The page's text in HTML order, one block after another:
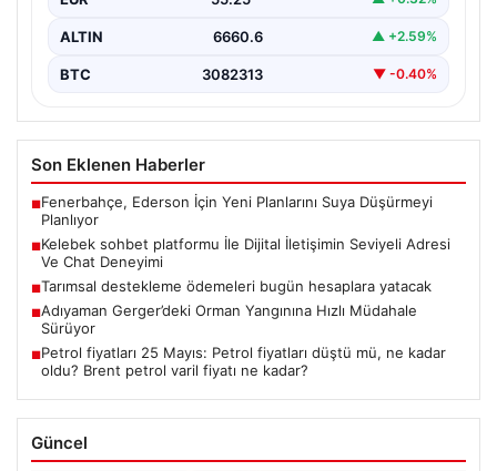
ALTIN 6660.6 ▲ +2.59%
BTC 3082313 ▼ -0.40%
Son Eklenen Haberler
■Fenerbahçe, Ederson İçin Yeni Planlarını Suya Düşürmeyi
Planlıyor
■Kelebek sohbet platformu İle Dijital İletişimin Seviyeli Adresi
Ve Chat Deneyimi
■Tarımsal destekleme ödemeleri bugün hesaplara yatacak
■Adıyaman Gerger’deki Orman Yangınına Hızlı Müdahale
Sürüyor
■Petrol fiyatları 25 Mayıs: Petrol fiyatları düştü mü, ne kadar
oldu? Brent petrol varil fiyatı ne kadar?
Güncel